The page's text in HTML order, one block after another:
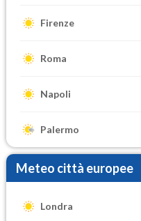
Firenze
Roma
Napoli
Palermo
Meteo città europee
Londra